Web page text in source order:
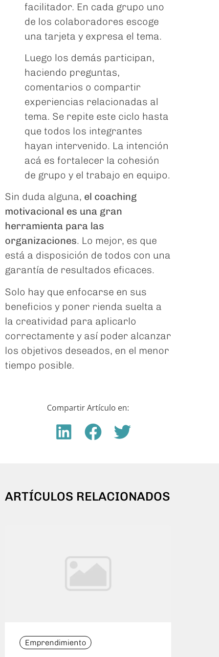
facilitador. En cada grupo uno
de los colaboradores escoge
una tarjeta y expresa el tema.
Luego los demás participan,
haciendo preguntas,
comentarios o compartir
experiencias relacionadas al
tema. Se repite este ciclo hasta
que todos los integrantes
hayan intervenido. La intención
acá es fortalecer la cohesión
de grupo y el trabajo en equipo.
Sin duda alguna, el coaching
motivacional es una gran
herramienta para las
organizaciones. Lo mejor, es que
está a disposición de todos con una
garantía de resultados eficaces.
Solo hay que enfocarse en sus
beneficios y poner rienda suelta a
la creatividad para aplicarlo
correctamente y así poder alcanzar
los objetivos deseados, en el menor
tiempo posible.
Compartir Artículo en:
ARTÍCULOS RELACIONADOS
Emprendimiento